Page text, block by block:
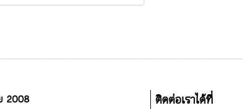
2008 ติดต่อเราได้ที่